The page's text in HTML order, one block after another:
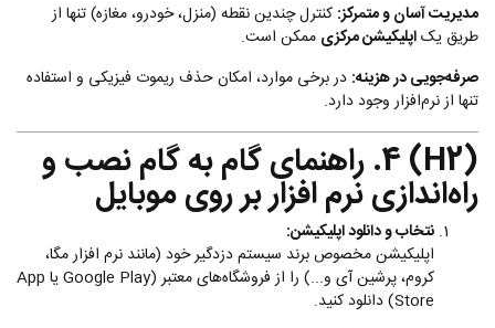
مدیریت آسان و متمرکز: کنترل چندین نقطه (منزل، خودرو، مغازه) تنها از
طریق یکاپلیکیشن مرکزی ممکن است.
صرفه‌جویی در هزینه: در برخی موارد، امکان حذف ریموت فیزیکی و استفاده
تنها از نرم‌افزار وجود دارد.
(H2) 4. راهنمای گام به گام نصب و
راه‌اندازی نرم افزار بر روی موبایل
نتخاب و دانلود اپلیکیشن:
اپلیکیشن مخصوص برند سیستم دزدگیر خود (مانند نرم افزار مگا،
کروم، پرشین آی و...) را از فروشگاه‌های معتبر (Google Play یا App
Store) دانلود کنید.